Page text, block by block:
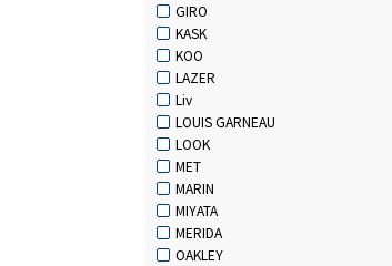
GIRO
KASK
KOO
LAZER
Liv
LOUIS GARNEAU
LOOK
MET
MARIN
MIYATA
MERIDA
OAKLEY